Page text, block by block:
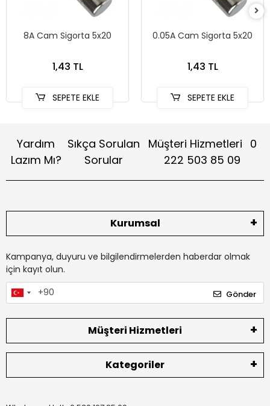
8A Cam Sigorta 5x20
1,43 TL
SEPETE EKLE
0.05A Cam Sigorta 5x20
1,43 TL
SEPETE EKLE
Yardım
Lazım Mı?
Sıkça Sorulan
Sorular
Müşteri Hizmetleri 0
222 503 85 09
Kurumsal
Kampanya, duyuru ve bilgilendirmelerden haberdar olmak
için kayıt olun.
Gönder
Müşteri Hizmetleri
Kategoriler